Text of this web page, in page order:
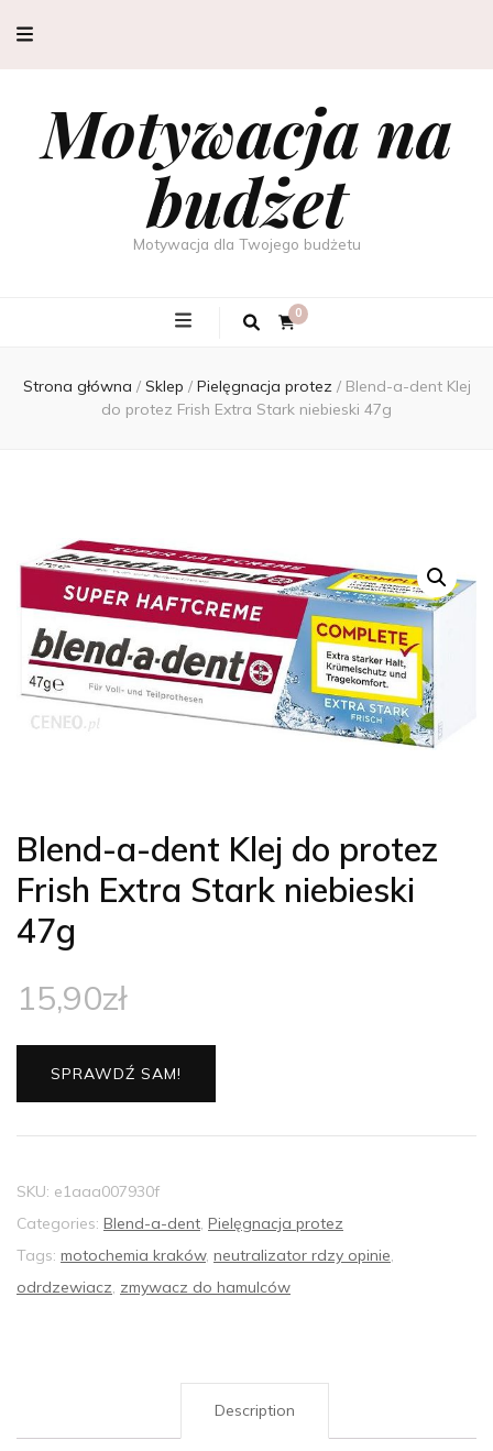
Motywacja na
budżet
Motywacja dla Twojego budżetu
0
Strona główna / Sklep / Pielęgnacja protez / Blend-a-dent Klej
do protez Frish Extra Stark niebieski 47g
Blend-a-dent Klej do protez
Frish Extra Stark niebieski
47g
15,90zł
SPRAWDŹ SAM!
SKU: e1aaa007930f
Categories: Blend-a-dent, Pielęgnacja protez
Tags: motochemia kraków, neutralizator rdzy opinie,
odrdzewiacz, zmywacz do hamulców
Description